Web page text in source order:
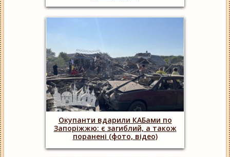
Окупанти вдарили КАБами по
Запоріжжю: є загиблий, а також
поранені (фото, відео)